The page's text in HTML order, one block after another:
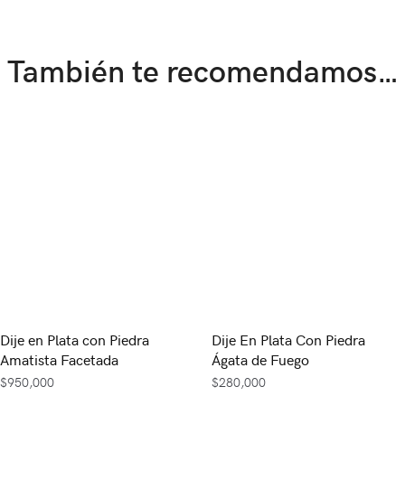
También te recomendamos…
Dije en Plata con Piedra
Amatista Facetada
$950,000
Dije En Plata Con Piedra
Ágata de Fuego
$280,000